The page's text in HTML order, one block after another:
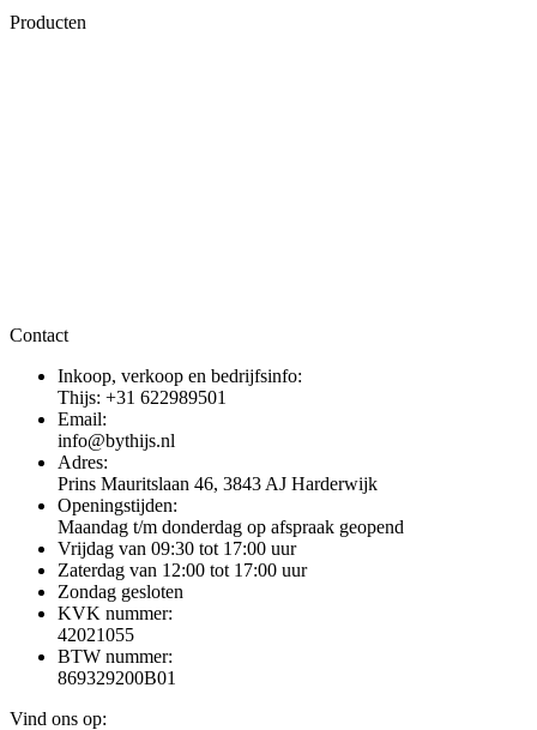
Producten
Contact
Inkoop, verkoop en bedrijfsinfo:
Thijs: +31 622989501
Email:
info@bythijs.nl
Adres:
Prins Mauritslaan 46, 3843 AJ Harderwijk
Openingstijden:
Maandag t/m donderdag op afspraak geopend
Vrijdag van 09:30 tot 17:00 uur
Zaterdag van 12:00 tot 17:00 uur
Zondag gesloten
KVK nummer:
42021055
BTW nummer:
869329200B01
Vind ons op: